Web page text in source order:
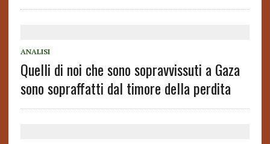
ANALISI
Quelli di noi che sono sopravvissuti a Gaza
sono sopraffatti dal timore della perdita